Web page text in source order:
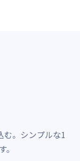
む。シンプルな1